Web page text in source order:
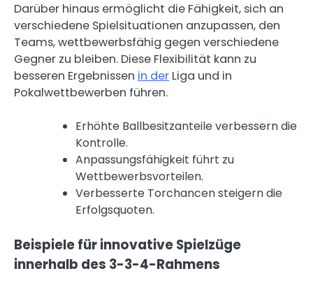
Darüber hinaus ermöglicht die Fähigkeit, sich an
verschiedene Spielsituationen anzupassen, den
Teams, wettbewerbsfähig gegen verschiedene
Gegner zu bleiben. Diese Flexibilität kann zu
besseren Ergebnissen in der Liga und in
Pokalwettbewerben führen.
Erhöhte Ballbesitzanteile verbessern die
Kontrolle.
Anpassungsfähigkeit führt zu
Wettbewerbsvorteilen.
Verbesserte Torchancen steigern die
Erfolgsquoten.
Beispiele für innovative Spielzüge
innerhalb des 3-3-4-Rahmens